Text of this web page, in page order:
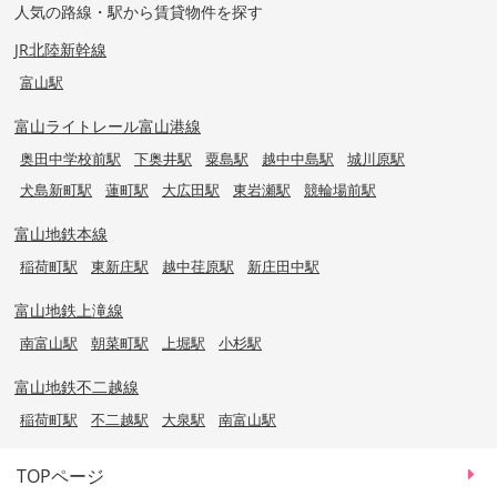
人気の路線・駅から賃貸物件を探す
JR北陸新幹線
富山駅
富山ライトレール富山港線
奥田中学校前駅 下奥井駅 粟島駅 越中中島駅
城川原駅
犬島新町駅
蓮町駅 大広田駅 東岩瀬駅 競輪場前駅
富山地鉄本線
稲荷町駅 東新庄駅 越中荏原駅 新庄田中駅
富山地鉄上滝線
南富山駅 朝菜町駅 上堀駅 小杉駅
富山地鉄不二越線
稲荷町駅 不二越駅 大泉駅 南富山駅
TOPページ